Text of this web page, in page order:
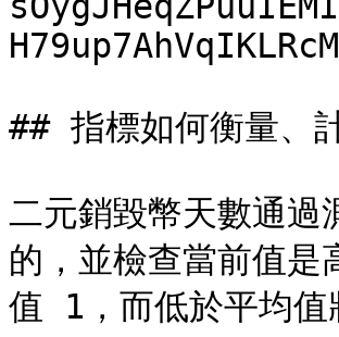
## 指標如何衡量、
二元銷毀幣天數通
的，並檢查當前值